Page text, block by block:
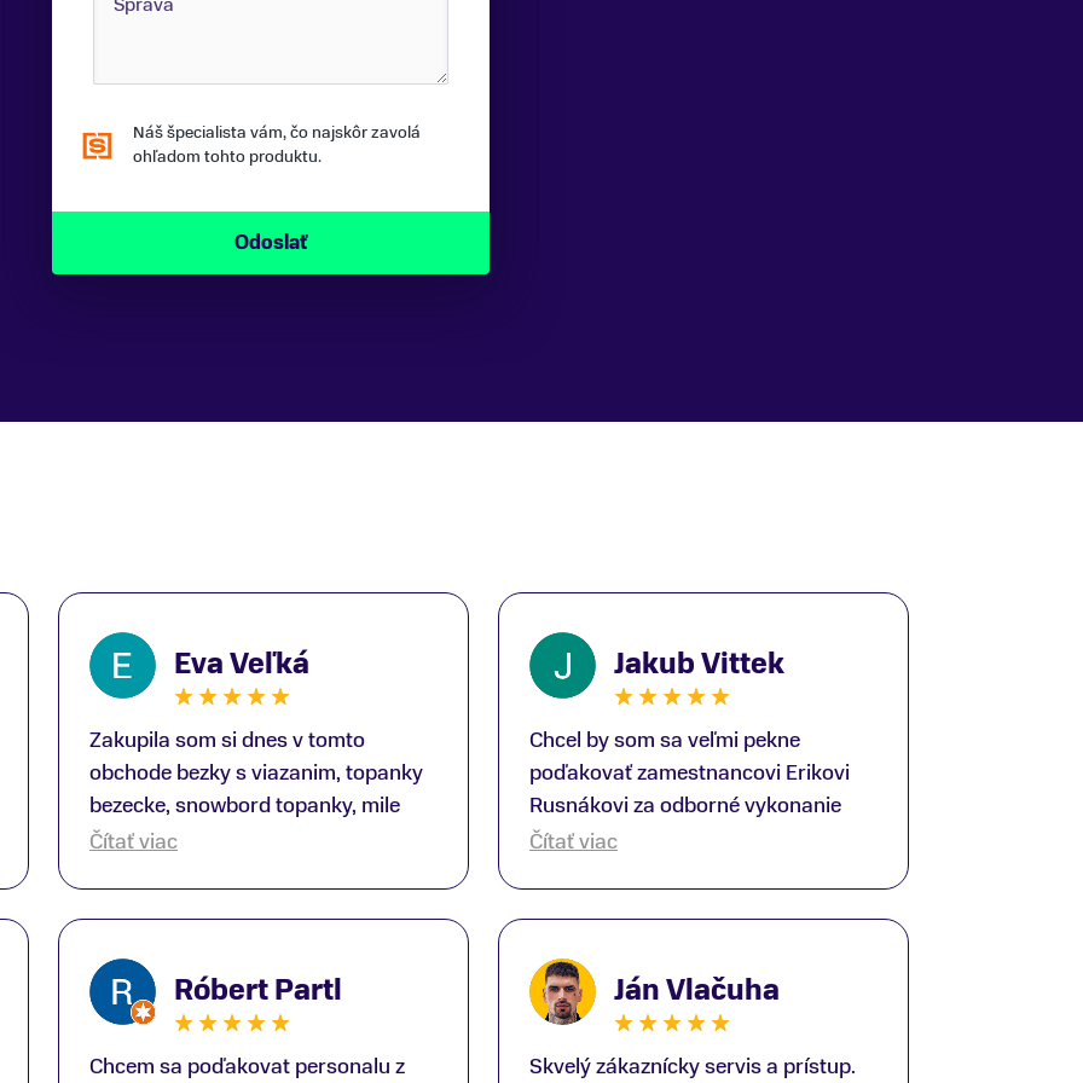
Náš špecialista vám, čo najskôr zavolá
ohľadom tohto produktu.
Eva Veľká
Zakupila som si dnes v tomto
obchode bezky s viazanim, topanky
bezecke, snowbord topanky, mile
prekvapenie ako Peter, ktory nas
Čítať viac
Jakub Vittek
Chcel by som sa veľmi pekne
poďakovať zamestnancovi Erikovi
Rusnákovi za odborné vykonanie
bike-fittingu. Je to super človek na
otázky odpovedal bez zaváhania.
Ešte raz ďakujem.
Čítať viac
Róbert Partl
Chcem sa poďakovat personalu z
Ján Vlačuha
Skvelý zákaznícky servis a prístup.